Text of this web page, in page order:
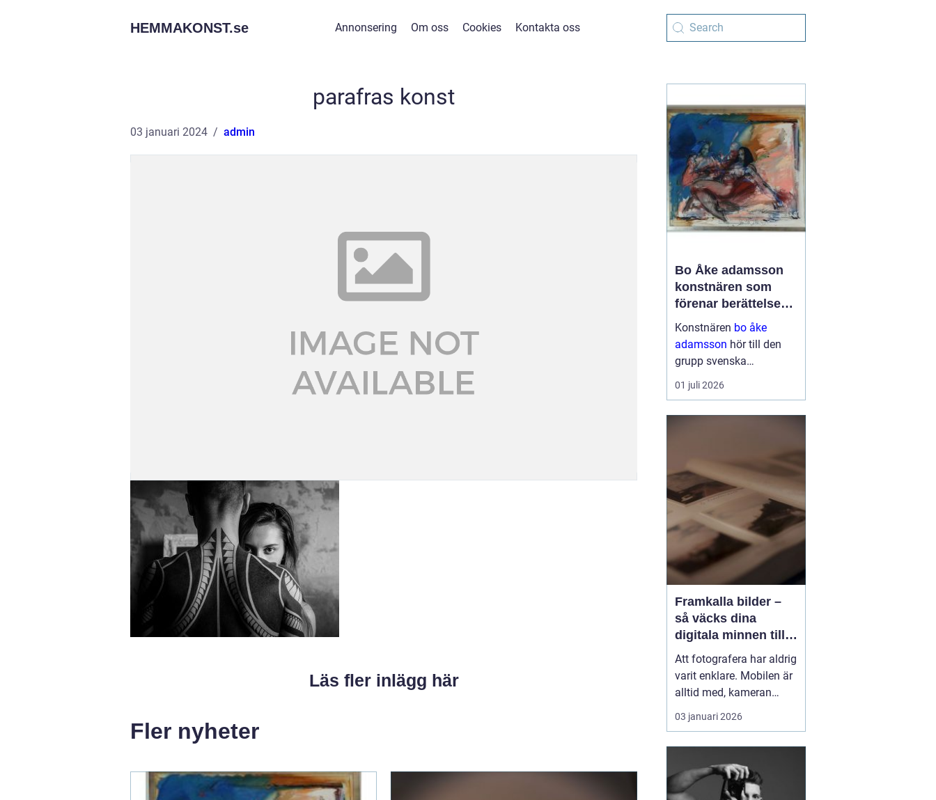
HEMMAKONST.se Annonsering Om oss Cookies Kontakta oss
parafras konst
03 januari 2024 admin
Läs fler inlägg här
Fler nyheter
Bo Åke adamsson
konstnären som
förenar berättelse
och bild
Konstnären bo åke
adamsson hör till den
grupp svenska
bildskapare som tyst
men konsekvent har
seriösa gallerier och
webbutiker, och det är
ingen slump. Ad...
01 juli 2026
Framkalla bilder –
så väcks dina
digitala minnen till
liv
Att fotografera har aldrig
varit enklare. Mobilen är
alltid med, kameran
fångar allt på några
sekunder och
många av våra
viktigaste stunder
03 januari 2026